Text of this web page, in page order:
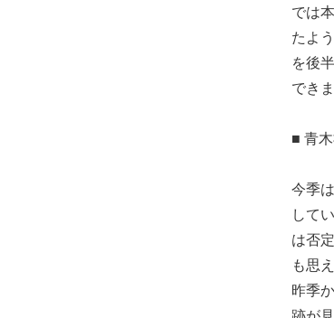
では
たよ
を後
でき
■ 青
今季
して
は否
も思
昨季